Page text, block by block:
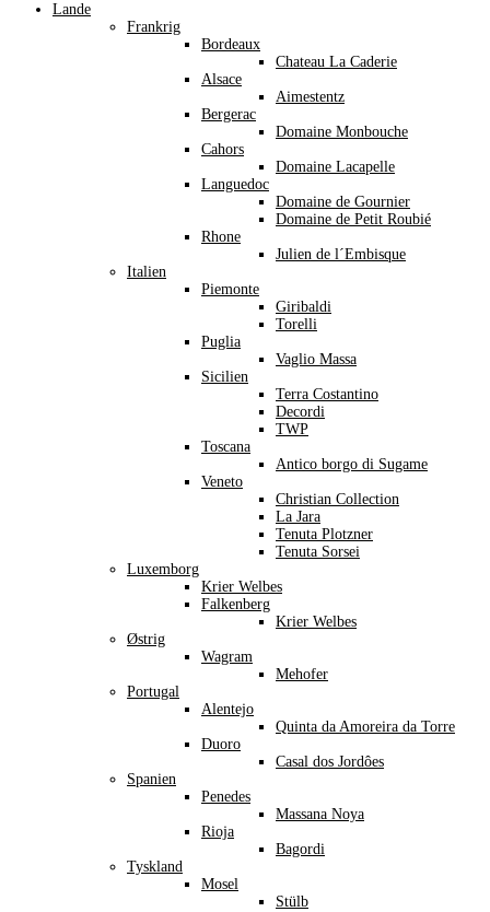
Lande
Frankrig
Bordeaux
Chateau La Caderie
Alsace
Aimestentz
Bergerac
Domaine Monbouche
Cahors
Domaine Lacapelle
Languedoc
Domaine de Gournier
Domaine de Petit Roubié
Rhone
Julien de l´Embisque
Italien
Piemonte
Giribaldi
Torelli
Puglia
Vaglio Massa
Sicilien
Terra Costantino
Decordi
TWP
Toscana
Antico borgo di Sugame
Veneto
Christian Collection
La Jara
Tenuta Plotzner
Tenuta Sorsei
Luxemborg
Krier Welbes
Falkenberg
Krier Welbes
Østrig
Wagram
Mehofer
Portugal
Alentejo
Quinta da Amoreira da Torre
Duoro
Casal dos Jordôes
Spanien
Penedes
Massana Noya
Rioja
Bagordi
Tyskland
Mosel
Stülb